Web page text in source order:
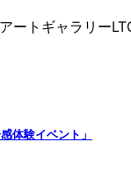
ートギャラリー
体験イベント」